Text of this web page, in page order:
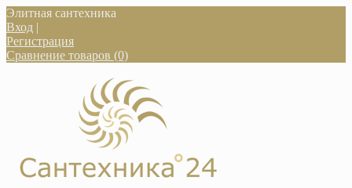
Элитная сантехника
Вход |
Регистрация
Сравнение товаров (0)